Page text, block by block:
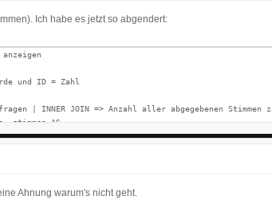
Ich habe es jetzt so abgendert:
stimmen AS ... ...
Ahnung warum's nicht geht.